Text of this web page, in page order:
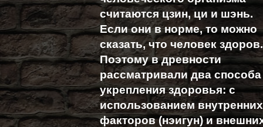
считаются цзин, ци и шэнь.
Если они в норме, то можно
сказать, что человек здоров.
Поэтому в древности
рассматривали два способа
укрепления здоровья: с
использованием внутренних
факторов (нэигун) и